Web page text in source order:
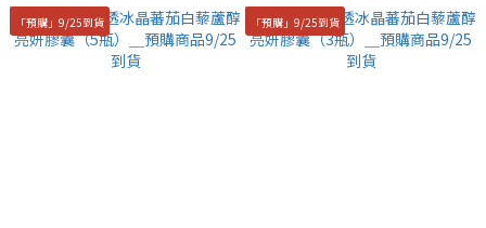
「預購」9/25到貨 「預購」9/25到貨